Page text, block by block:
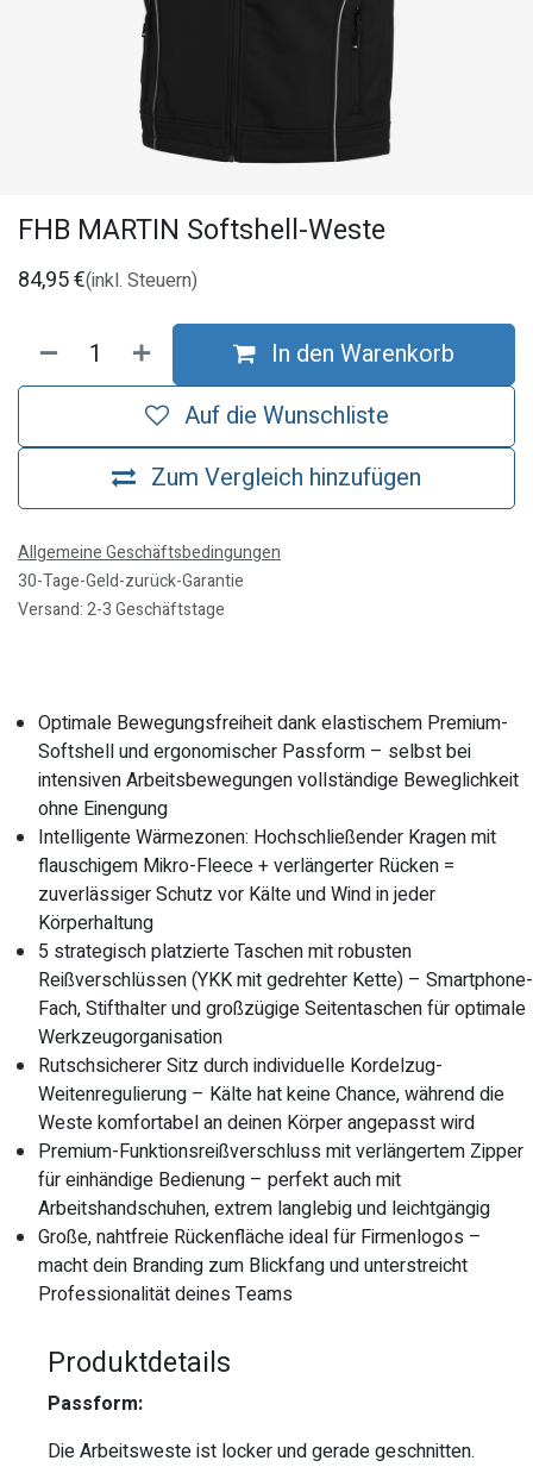
FHB MARTIN Softshell-Weste
84,95€(inkl. Steuern)
In den Warenkorb
Zum Vergleich hinzufügen
Auf die Wunschliste
Allgemeine Geschäftsbedingungen
30-Tage-Geld-zurück-Garantie
Versand: 2-3 Geschäftstage
Optimale Bewegungsfreiheit dank elastischem Premium-
Softshell und ergonomischer Passform – selbst bei
intensiven Arbeitsbewegungen vollständige Beweglichkeit
ohne Einengung
Intelligente Wärmezonen: Hochschließender Kragen mit
flauschigem Mikro-Fleece + verlängerter Rücken =
zuverlässiger Schutz vor Kälte und Wind in jeder
Körperhaltung
5 strategisch platzierte Taschen mit robusten
Reißverschlüssen (YKK mit gedrehter Kette) – Smartphone-
Fach, Stifthalter und großzügige Seitentaschen für optimale
Werkzeugorganisation
Rutschsicherer Sitz durch individuelle Kordelzug-
Weitenregulierung – Kälte hat keine Chance, während die
Weste komfortabel an deinen Körper angepasst wird
Premium-Funktionsreißverschluss mit verlängertem Zipper
für einhändige Bedienung – perfekt auch mit
Arbeitshandschuhen, extrem langlebig und leichtgängig
Große, nahtfreie Rückenfläche ideal für Firmenlogos –
macht dein Branding zum Blickfang und unterstreicht
Professionalität deines Teams
Produktdetails
Passform:
Die Arbeitsweste ist locker und gerade geschnitten.